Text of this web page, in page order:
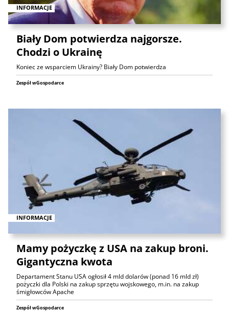
INFORMACJE
Biały Dom potwierdza najgorsze.
Chodzi o Ukrainę
Koniec ze wsparciem Ukrainy? Biały Dom potwierdza
Zespół wGospodarce
INFORMACJE
Mamy pożyczkę z USA na zakup broni.
Gigantyczna kwota
Departament Stanu USA ogłosił 4 mld dolarów (ponad 16 mld zł)
pożyczki dla Polski na zakup sprzętu wojskowego, m.in. na zakup
śmigłowców Apache
Zespół wGospodarce